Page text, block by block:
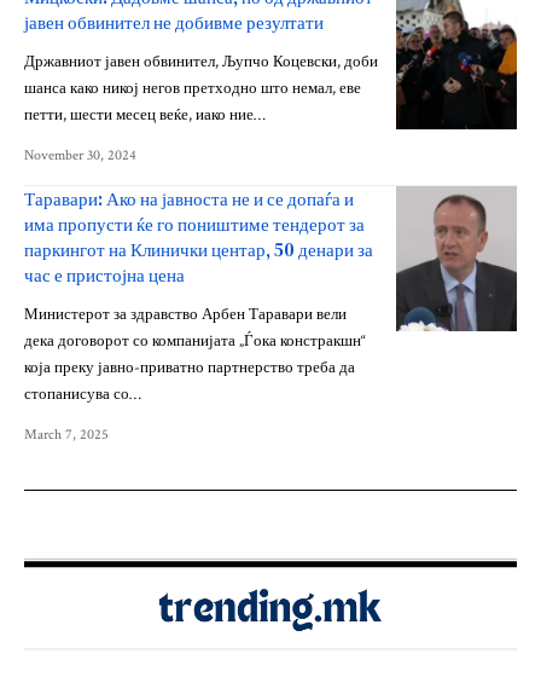
јавен обвинител не добивме резултати
Државниот јавен обвинител, Љупчо Коцевски, доби
шанса како никој негов претходно што немал, еве
петти, шести месец веќе, иако ние…
November 30, 2024
Таравари: Ако на јавноста не и се допаѓа и
има пропусти ќе го поништиме тендерот за
паркингот на Клинички центар, 50 денари за
час е пристојна цена
Министерот за здравство Арбен Таравари вели
дека договорот со компанијата „Ѓока констракшн“
која преку јавно-приватно партнерство треба да
стопанисува со…
March 7, 2025